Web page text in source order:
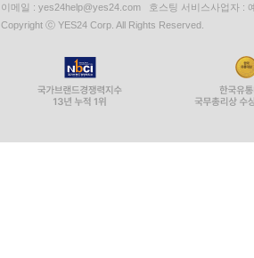
이메일 : yes24help@yes24.com 호스팅 서비스사업자 :
Copyright ⓒ YES24 Corp. All Rights Reserved.